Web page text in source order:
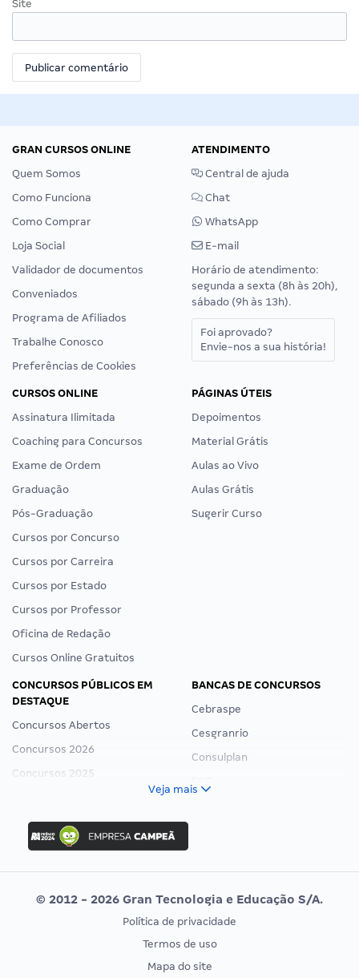
Site
GRAN CURSOS ONLINE
Quem Somos
Como Funciona
Como Comprar
Loja Social
Validador de documentos
Conveniados
Programa de Afiliados
Trabalhe Conosco
Preferências de Cookies
ATENDIMENTO
Central de ajuda
Chat
WhatsApp
E-mail
Horário de atendimento:
segunda a sexta (8h às 20h),
sábado (9h às 13h).
Foi aprovado?
Envie-nos a sua história!
CURSOS ONLINE
Assinatura Ilimitada
Coaching para Concursos
Exame de Ordem
Graduação
Pós-Graduação
Cursos por Concurso
Cursos por Carreira
Cursos por Estado
Cursos por Professor
Oficina de Redação
Cursos Online Gratuitos
PÁGINAS ÚTEIS
Depoimentos
Material Grátis
Aulas ao Vivo
Aulas Grátis
Sugerir Curso
CONCURSOS PÚBLICOS EM
DESTAQUE
Concursos Abertos
Concursos 2026
Concursos 2025
Concurso Ibama
Concurso MPU
Editais publicados
BANCAS DE CONCURSOS
Cebraspe
Cesgranrio
Consulplan
Vunesp
CONCURSOS POR PROFISSÃO
EXAME DE ORDEM
Veja mais
© 2012 - 2026 Gran Tecnologia e Educação S/A.
Política de privacidade
Termos de uso
Mapa do site